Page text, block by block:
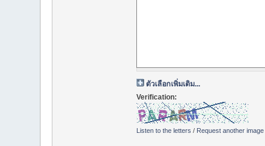
ตัวเลือกเพิ่มเติม...
Verification:
Listen to the letters / Request another image